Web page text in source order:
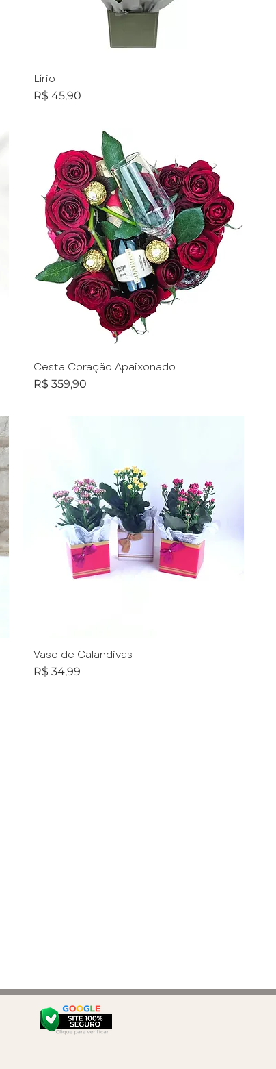
Lírio
Preço
R$ 45,90
Cesta Coração Apaixonado
Preço
R$ 359,90
Vaso de Calandivas
Preço
R$ 34,99